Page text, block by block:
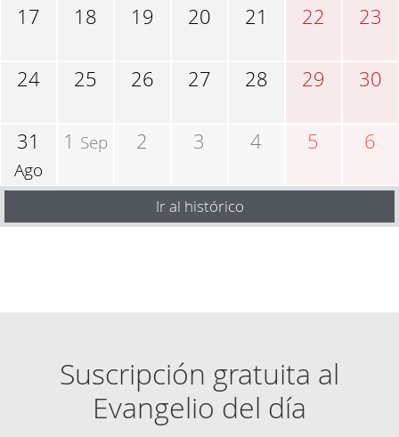
17 18 19 20 21 22 23
24 25 26 27 28 29 30
31
Ago
1 Sep 2 3 4 5 6
Ir al histórico
Suscripción gratuita al
Evangelio del día